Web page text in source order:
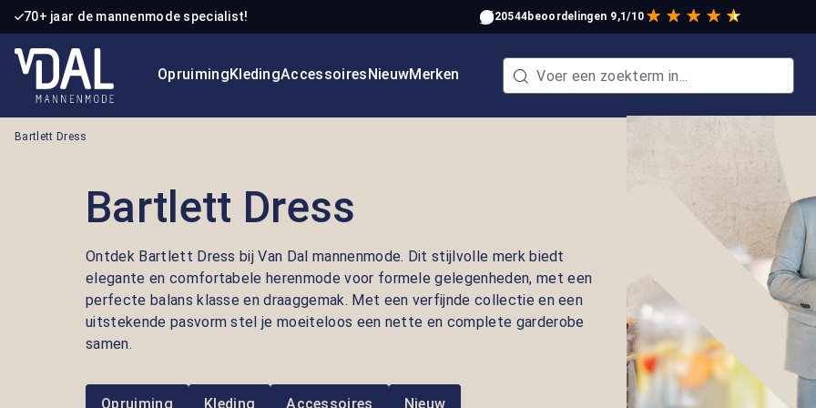
de hoofdinhoud
Ga naar de zoekopdracht
Ga naar de hoofdnavigatie
70+ jaar de mannenmode specialist! 20544beoordelingen 9,1/10
OpruimingKledingAccessoiresNieuwMerken
Bartlett Dress
Bartlett Dress
Ontdek Bartlett Dress bij Van Dal mannenmode. Dit stijlvolle merk biedt
elegante en comfortabele herenmode voor formele gelegenheden, met een
perfecte balans klasse en draaggemak. Met een verfijnde collectie en een
uitstekende pasvorm stel je moeiteloos een nette en complete garderobe
samen.
Opruiming Kleding Accessoires Nieuw